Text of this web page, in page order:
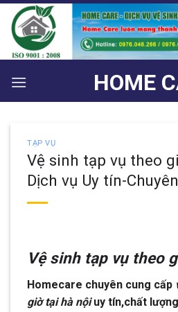
Bỏ
qua
nội
dung
HOME
TẠP VỤ
Vệ sinh tạp vụ theo
Dịch vụ Uy tín-
Vệ sinh tạp vụ theo
Homecare chuyên cung cấp
giờ tại hà nộiuy tín,chất